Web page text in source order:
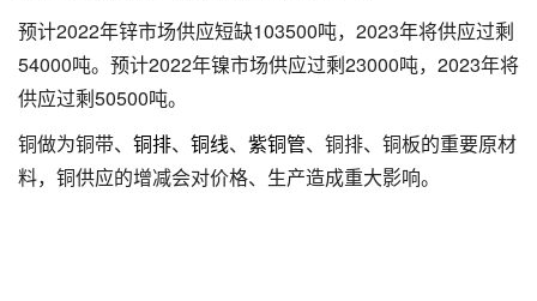
预计2022年锌市场供应短缺103500吨，2023年将供应过剩
54000吨。预计2022年镍市场供应过剩23000吨，2023年将
供应过剩50500吨。
铜做为铜带、 铜排、 铜线、 紫铜管、铜排、铜板的重要原材
料，铜供应的增减会对价格、生产造成重大影响。